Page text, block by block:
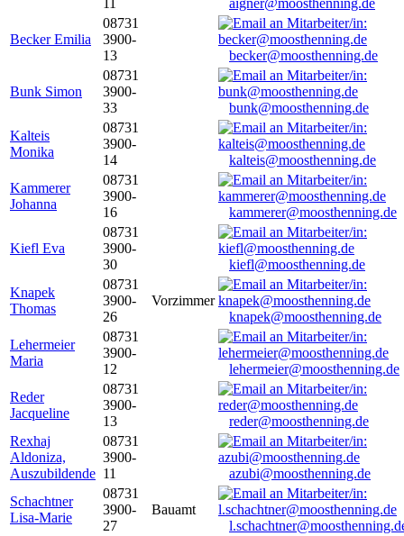
aigner@moosthenning.de
Becker Emilia
08731
3900-
13
becker@moosthenning.de
Bunk Simon
08731
3900-
33
bunk@moosthenning.de
Kalteis
Monika
08731
3900-
14
kalteis@moosthenning.de
Kammerer
Johanna
08731
3900-
16
kammerer@moosthenning.de
Kiefl Eva
08731
3900-
30
kiefl@moosthenning.de
Knapek
Thomas
08731
3900-
26
Vorzimmer
knapek@moosthenning.de
Lehermeier
Maria
08731
3900-
12
lehermeier@moosthenning.de
Reder
Jacqueline
08731
3900-
13
reder@moosthenning.de
Rexhaj
Aldoniza,
Auszubildende
08731
3900-
11
azubi@moosthenning.de
Schachtner
Lisa-Marie
08731
3900-
27
Bauamt